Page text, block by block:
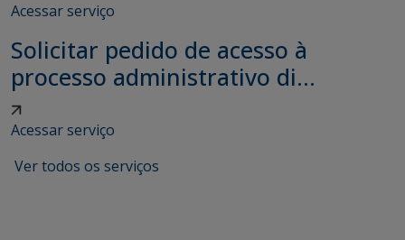
Acessar serviço
Solicitar pedido de acesso à
processo administrativo di...
Acessar serviço
Ver todos os serviços